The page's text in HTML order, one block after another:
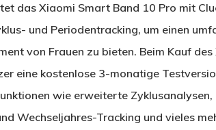
das Xiaomi Smart Band 10 Pro mit
und Periodentracking, um einen
von Frauen zu bieten. Beim Kauf
eine kostenlose 3-monatige
wie erweiterte
Wechseljahres-Tracking und vieles